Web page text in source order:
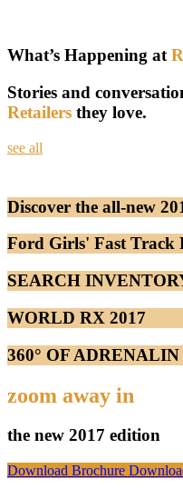
What’s Happening at
Stories and
Retailers they love.
see all
Discover the all-new
Ford Girls' Fast Track
SEARCH
WORLD RX 2017
360° OF ADRENALIN
zoom away in
the new 2017 edition
Download Brochure